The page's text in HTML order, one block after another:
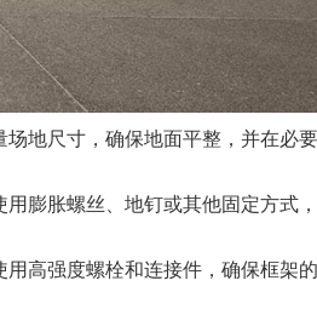
地尺寸，确保地面平整，并在必
膨胀螺丝、地钉或其他固定方式
高强度螺栓和连接件，确保框架